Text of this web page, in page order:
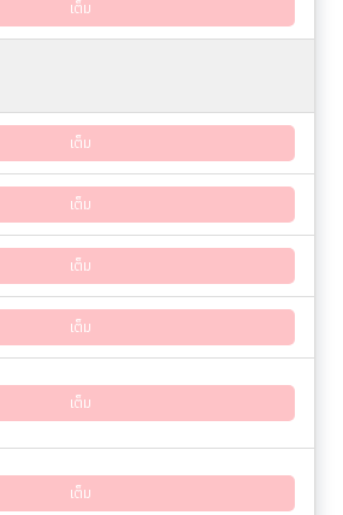
เต็ม
เต็ม
เต็ม
เต็ม
เต็ม
เต็ม
เต็ม